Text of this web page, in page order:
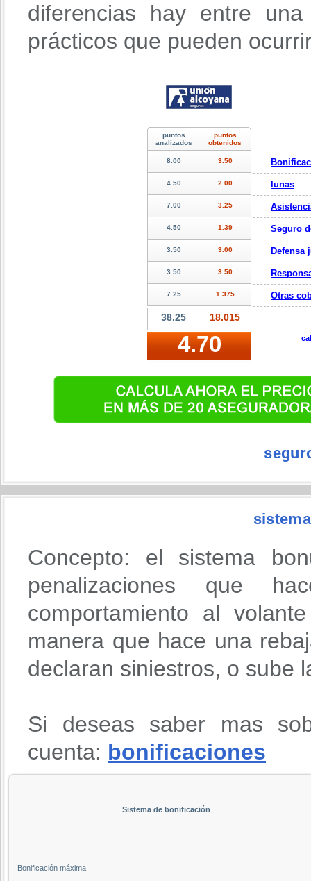
diferencias hay entre
prácticos que pueden
lunas
Seguro
Defensa
Otras
Concepto: el sistema
penalizaciones que
comportamiento al
manera que hace una
declaran siniestros, o sube
Si deseas saber mas
cuenta: bonificaciones
Sistema de bonificación
Bonificación máxima